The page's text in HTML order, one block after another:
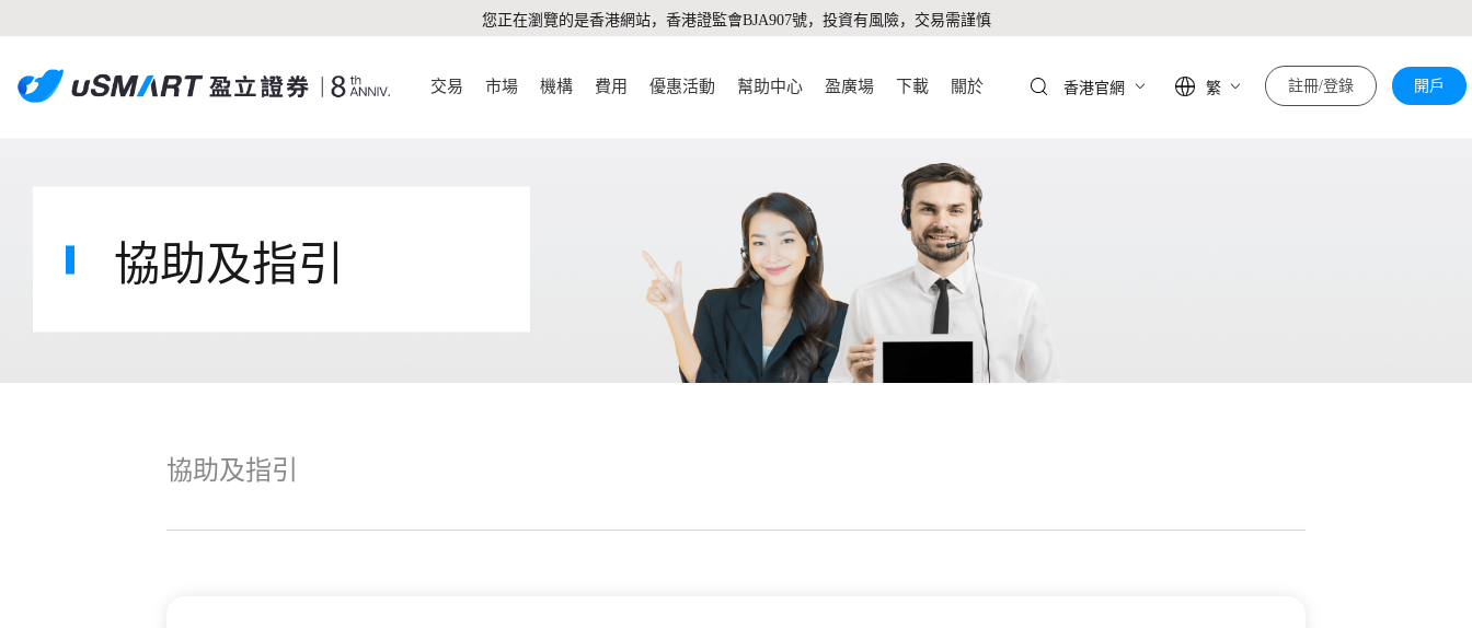
您正在瀏覽的是香港網站，香港證監會BJA907號，投資有風險，交易需謹慎
交易 市場 機構 費用 優惠活動 幫助中心 盈廣場 下載 關於 香港官網 繁 註冊/登錄 開戶
協助及指引
協助及指引